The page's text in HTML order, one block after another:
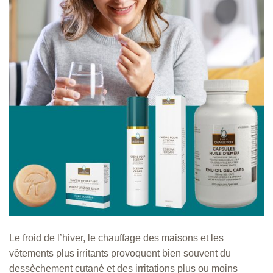
Le froid de l’hiver, le chauffage des maisons et les
vêtements plus irritants provoquent bien souvent du
dessèchement cutané et des irritations plus ou moins